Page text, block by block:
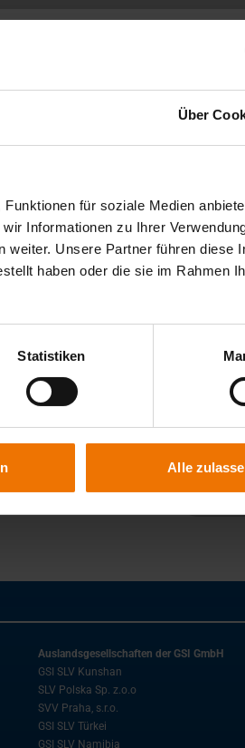
Über
für soziale Medien
Informationen zu Ihrer
Unsere Partner führen diese
haben oder die sie im Rahmen
Statistiken
Alle
Arbeits-,
der
Rahmen der
von
Thema
mit dem
Qualitäts- und
sind.
1
Auslandsgesellschaften der GSI GmbH
GSI SLV Kunshan
SLV Polska Sp. z.o.o
SVV Praha, s.r.o.
GSI SLV Türkei
GSI SLV Namibia